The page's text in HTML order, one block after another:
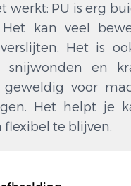
werkt: PU is erg
kan veel
Het is
snijwonden en
voor
Het helpt je
flexibel te blijven.